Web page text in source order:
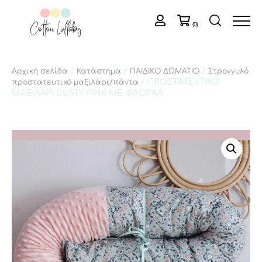
(0)
Αρχική σελίδα / Κατάστημα / ΠΑΙΔΙΚΟ ΔΩΜΑΤΙΟ / Στρογγυλό
προστατευτικό μαξιλάρι/πάντα / ΠΡΟΣΤΑΤΕΥΤΙΚΟ
MAΞΙΛΑΡΙ DUSTY PINK ΜΕ ΦΛΟΡΑΛ